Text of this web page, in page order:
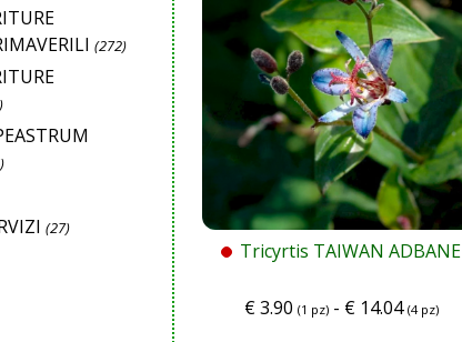
Tricyrtis TAIWAN ADBANE
€3.90 (1 pz)- €14.04 (4 pz)
(272)
(27)